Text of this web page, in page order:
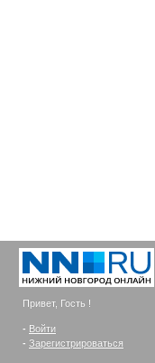
Привет, Гость !
- Войти
- Зарегистрироваться